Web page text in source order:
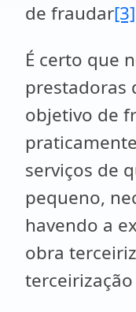
de fraudar[3]
É certo que
prestadoras
objetivo de
serviços de
pequeno,
havendo a
obra